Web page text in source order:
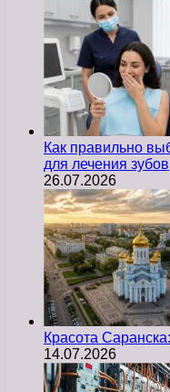
Как правильно
для лечения зубов
26.07.2026
Красота
14.07.2026